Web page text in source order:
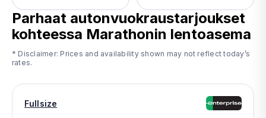
Parhaat autonvuokraustarjoukset
kohteessa Marathonin lentoasema
* Disclaimer: Prices and availability shown may not reflect today’s
rates.
Fullsize